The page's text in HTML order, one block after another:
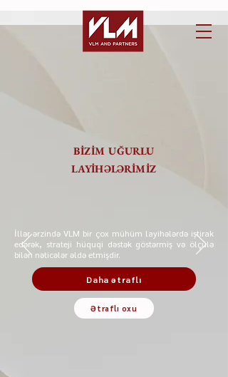
BİZİM UĞURLU
LAYİHƏLƏRİMİZ
İllər ərzində VLM bir çox mühüm layihələrdə iştirak
edərək, strateji hüquqi dəstək göstərmiş və ölçülə
bilən nəticələr əldə etmişdir.
Daha ətraflı
Ətraflı oxu